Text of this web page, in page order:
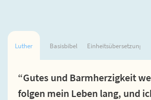
Luther Basisbibel Einheitsübersetzung
“Gutes und Barmherzigkeit
folgen mein Leben lang, und